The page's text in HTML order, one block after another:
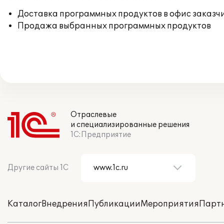
Доставка программных продуктов в офис
Продажа выбранных программных продуктов
Отраслевые
и специализированные решения
1С:Предприятие
Другие сайты 1С
КаталогВнедренияПубликацииМероприятия